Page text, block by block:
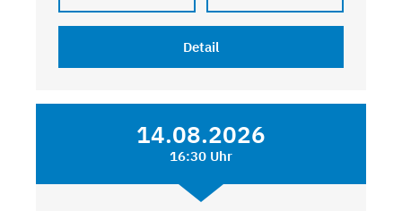
Detail
14.08.2026
16:30 Uhr